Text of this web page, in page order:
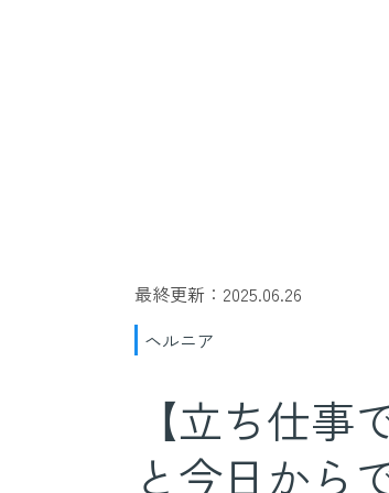
最終更新：2025.06.26
ヘルニア
【立ち仕
と今日から